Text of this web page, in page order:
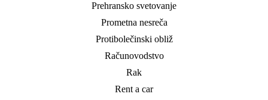
Prehransko svetovanje
Prometna nesreča
Protibolečinski obliž
Računovodstvo
Rak
Rent a car